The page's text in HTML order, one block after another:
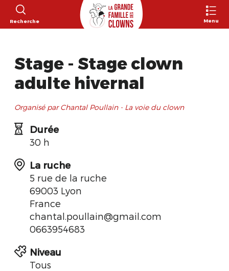
Recherche Menu
Stage - Stage clown
adulte hivernal
Organisé par Chantal Poullain - La voie du clown
Durée
30 h
La ruche
5 rue de la ruche
69003 Lyon
France
chantal.poullain@gmail.com
0663954683
Niveau
Tous